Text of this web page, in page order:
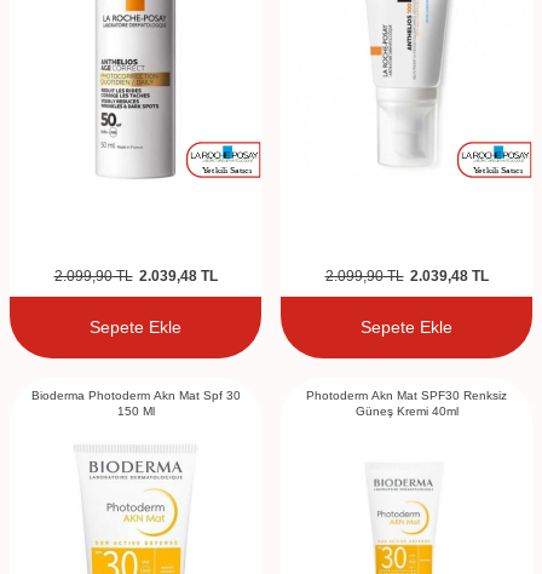
2.099,90TL 2.039,48TL
Sepete Ekle
2.099,90TL 2.039,48TL
Sepete Ekle
Bioderma Photoderm Akn Mat Spf 30
150 Ml
Photoderm Akn Mat SPF30 Renksiz
Güneş Kremi 40ml